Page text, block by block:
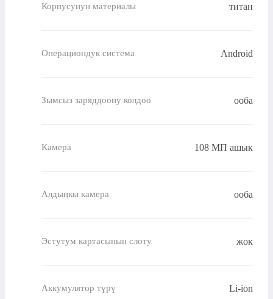
Корпусунун материалы титан
Операциондук система Android
Зымсыз заряддоону колдоо ооба
Камера 108 МП ашык
Алдыңкы камера ооба
Эстутум картасынын слоту жок
Аккумулятор түрү Li-ion